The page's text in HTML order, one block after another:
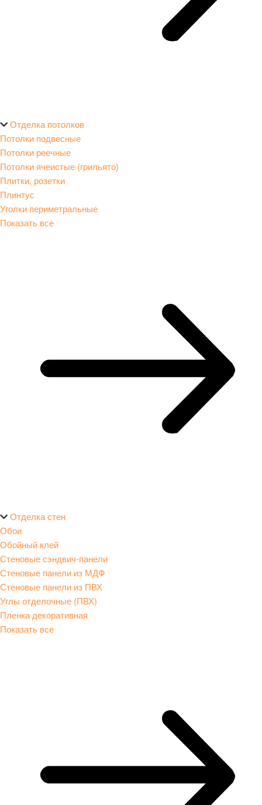
Отделка потолков
Потолки подвесные
Потолки реечные
Потолки ячеистые (грильято)
Плитки, розетки
Плинтус
Уголки периметральные
Показать все
Отделка стен
Обои
Обойный клей
Стеновые сэндвич-панели
Стеновые панели из МДФ
Стеновые панели из ПВХ
Углы отделочные (ПВХ)
Пленка декоративная
Показать все